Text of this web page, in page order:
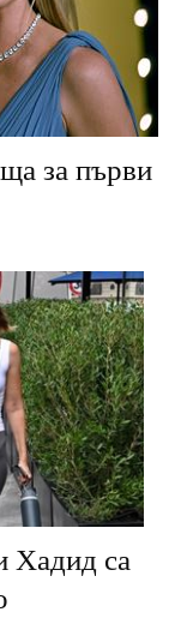
за първи
Хадид са